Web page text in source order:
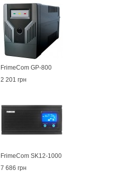
FrimeCom GP-800
2 201 грн
FrimeCom SK12-1000
7 686 грн